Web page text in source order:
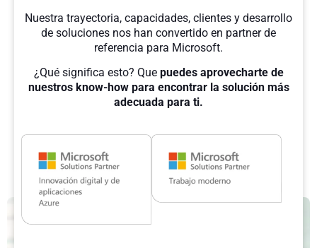
Nuestra trayectoria, capacidades, clientes y desarrollo
de soluciones nos han convertido en partner de
referencia para Microsoft.
¿Qué significa esto? Que puedes aprovecharte de
nuestros know-how para encontrar la solución más
adecuada para ti.